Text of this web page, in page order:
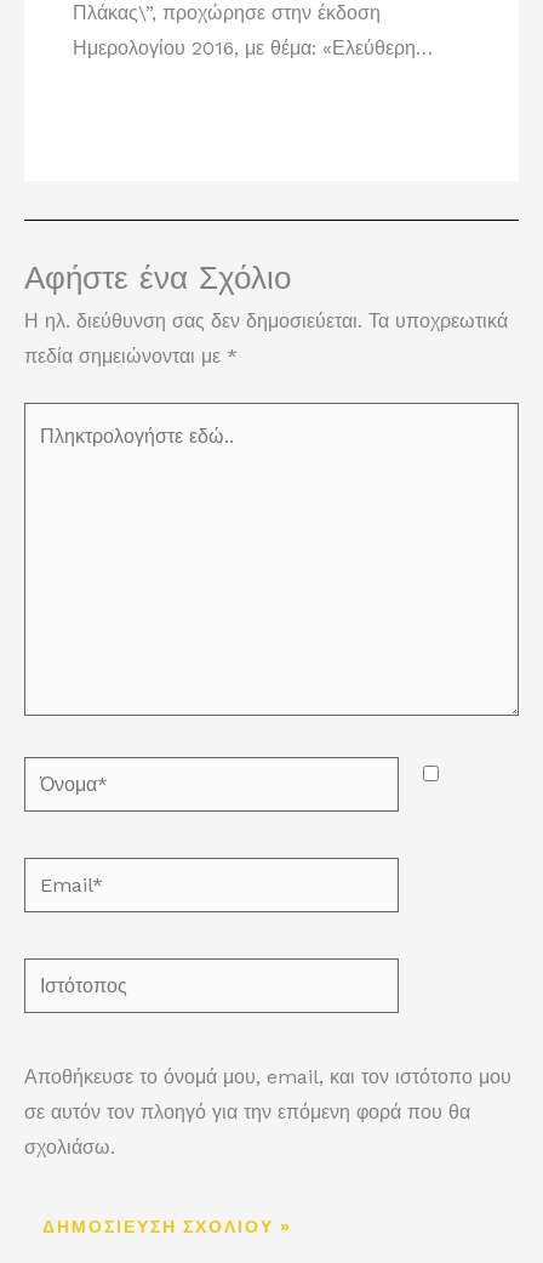
Πλάκας\”, προχώρησε στην έκδοση
Ημερολογίου 2016, με θέμα: «Ελεύθερη…
Αφήστε ένα Σχόλιο
Η ηλ. διεύθυνση σας δεν δημοσιεύεται. Τα υποχρεωτικά
πεδία σημειώνονται με *
Όνομα*
Email*
Ιστότοπος
Αποθήκευσε το όνομά μου, email, και τον ιστότοπο μου
σε αυτόν τον πλοηγό για την επόμενη φορά που θα
σχολιάσω.